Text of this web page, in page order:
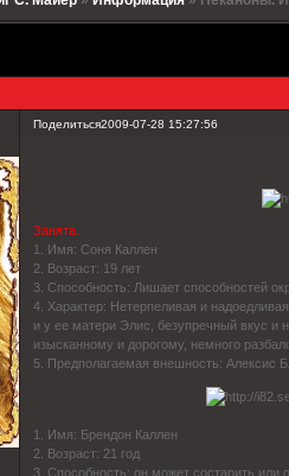
Поделиться2009-07-28 15:27:56
Занята.
1. Имя: Соня Каллен
2. Возраст: 19 лет
3. Способность: Лишает способностей
4. Характер: Нетерпеливая и
и у ее матери Элис, безупречный вкус и
изысканному и дорогому, немного
5. Предполагаемая внешность: Алексис
1. Имя: Брендон Каллен
2. Возраст: 21 год
3. Способность: он может состарить